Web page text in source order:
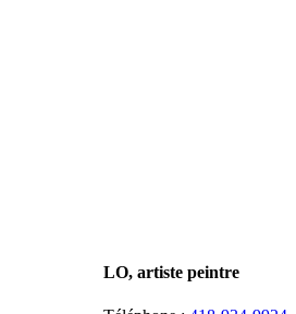
LO, artiste peintre